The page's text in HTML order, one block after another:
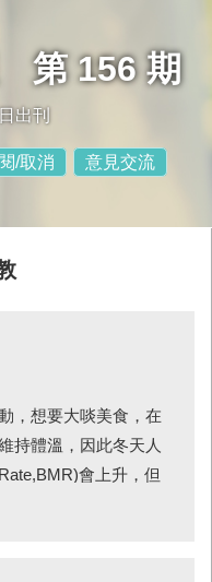
第 156 期
出刊
/取消 意見交流
，想要大啖美食，在
持體溫，因此冬天人
會上升，但
，因為相對於夏